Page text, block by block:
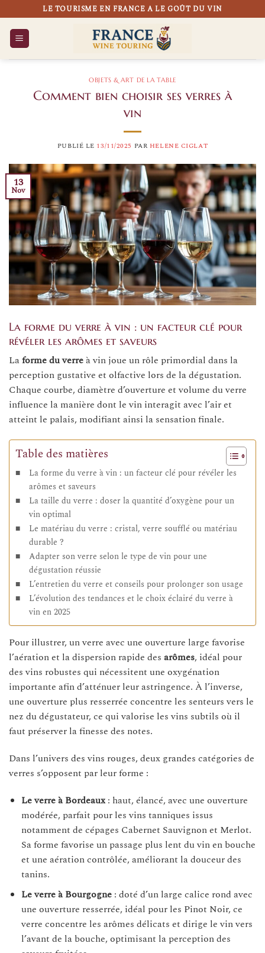
au
contenu
LE TOURISME EN FRANCE A LE GOÛT DU VIN
OBJETS & ART DE LA TABLE
Comment bien choisir ses verres à
vin
PUBLIÉ LE 13/11/2025 PAR HELENE CIGLAT
13
Nov
La forme du verre à vin : un facteur clé pour
révéler les arômes et saveurs
Laforme du verreà vin joue un rôle primordial dans la
perception gustative et olfactive lors de la dégustation.
Chaque courbe, diamètre d’ouverture et volume du verre
influence la manière dont le vin interagit avec l’air et
atteint le palais, modifiant ainsi la sensation finale.
Table des matières
La forme du verre à vin : un facteur clé pour révéler les
arômes et saveurs
La taille du verre : doser la quantité d’oxygène pour un
vin optimal
Le matériau du verre : cristal, verre soufflé ou matériau
durable ?
Adapter son verre selon le type de vin pour une
dégustation réussie
L’entretien du verre et conseils pour prolonger son usage
L’évolution des tendances et le choix éclairé du verre à
vin en 2025
Pour illustrer, un verre avec une ouverture large favorise
l’aération et la dispersion rapide des arômes, idéal pour
des vins robustes qui nécessitent une oxygénation
importante afin d’atténuer leur astringence. À l’inverse,
une ouverture plus resserrée concentre les senteurs vers le
nez du dégustateur, ce qui valorise les vins subtils où il
faut préserver la finesse des notes.
Dans l’univers des vins rouges, deux grandes catégories de
verres s’opposent par leur forme :
Le verre à Bordeaux: haut, élancé, avec une ouverture
modérée, parfait pour les vins tanniques issus
notamment de cépages Cabernet Sauvignon et Merlot.
Sa forme favorise un passage plus lent du vin en bouche
et une aération contrôlée, améliorant la douceur des
tanins.
Le verre à Bourgogne: doté d’un large calice rond avec
une ouverture resserrée, idéal pour les Pinot Noir, ce
verre concentre les arômes délicats et dirige le vin vers
l’avant de la bouche, optimisant la perception des